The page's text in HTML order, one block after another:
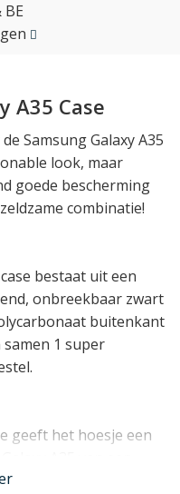
A35 Case
Samsung Galaxy A35
look, maar
goede bescherming
combinatie!
bestaat uit een
onbreekbaar zwart
buitenkant
1 super
geeft het hoesje een
in een uiting